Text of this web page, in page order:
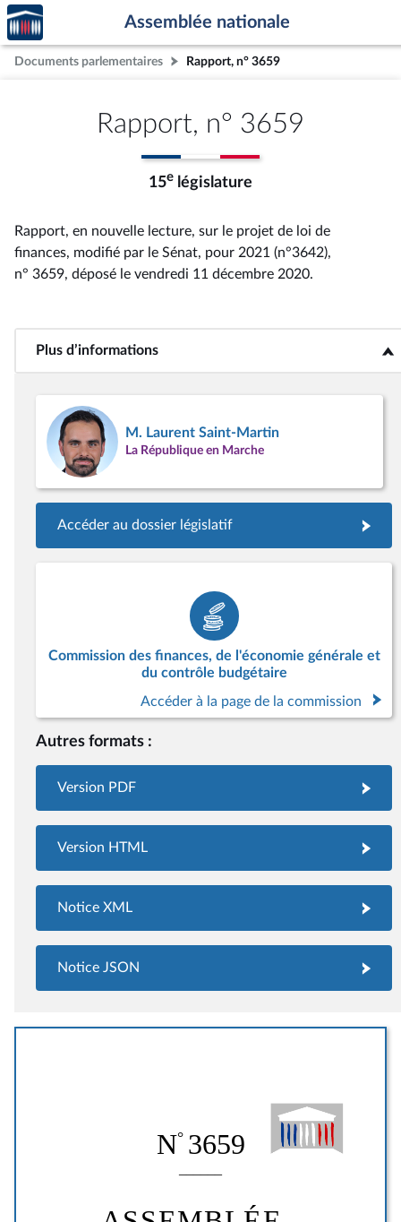
Aller au contenu
Aller en bas de la page
Accèder
à la
page
d'accueil
Assemblée nationale
Documents parlementaires Rapport, n° 3659
Rapport, n° 3659
15e législature
Rapport, en nouvelle lecture, sur le projet de loi de
finances, modifié par le Sénat, pour 2021 (n°3642),
n° 3659, déposé le vendredi 11 décembre 2020.
Plus d’informations<b>Plus d’informations</b>
M. Laurent Saint-Martin
La République en Marche
Accéder au dossier législatif
Commission des finances, de l'économie générale et
du contrôle budgétaire
Accéder à la page de la commission
Autres formats :
Version PDF
Version HTML
Notice XML
Notice JSON